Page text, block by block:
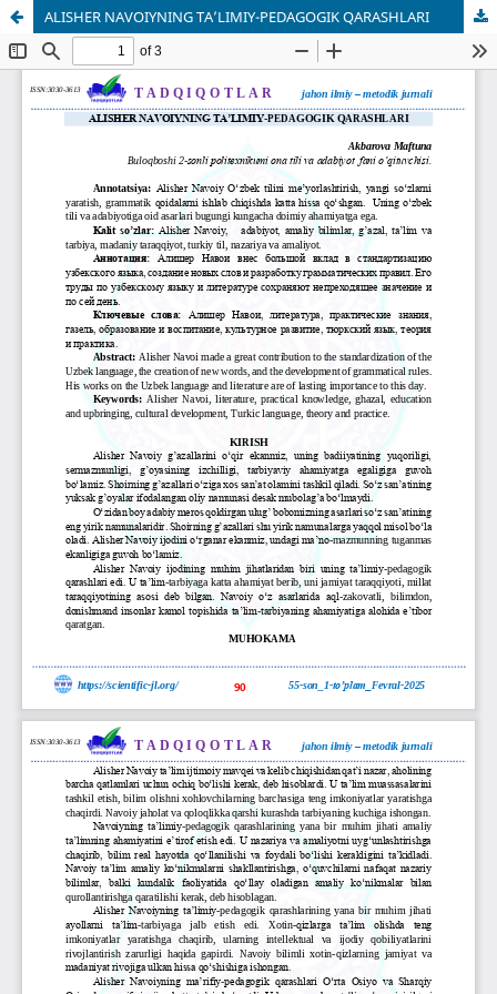
ALISHER NAVOIYNING TA’LIMIY-PEDAGOGIK QARASHLARI